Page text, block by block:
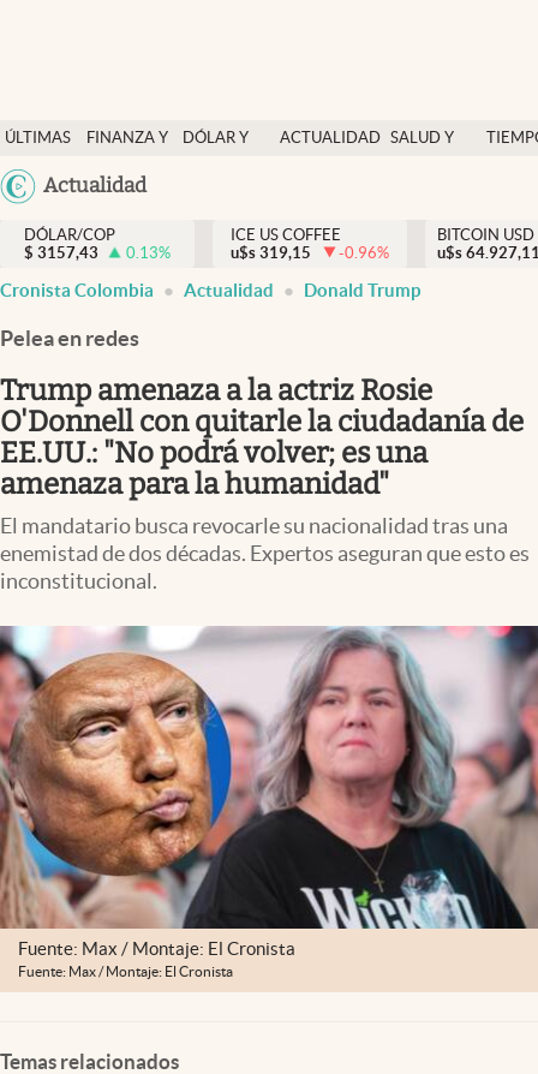
ÚLTIMAS
NOTICIAS
FINANZA Y
DÓLAR Y
ACTUALIDAD SALUD Y
México
Actualidad
Salud y nutrición
Vida espiritual
Actualidad
Colombia
DÓLAR/COP
$ 3157,43 0.13%
ICE US COFFEE
u$s 319,15 -0.96%
BITCOIN USD
u$s
Cronista Colombia Actualidad Donald Trump
Pelea en redes
Trump amenaza a la actriz Rosie
O'Donnell con quitarle la ciudadanía de
EE.UU.: "No podrá volver; es una
amenaza para la humanidad"
El mandatario busca revocarle su nacionalidad tras una
enemistad de dos décadas. Expertos aseguran que esto es
inconstitucional.
Fuente: Max / Montaje: El Cronista
Fuente: Max / Montaje: El Cronista
Temas relacionados